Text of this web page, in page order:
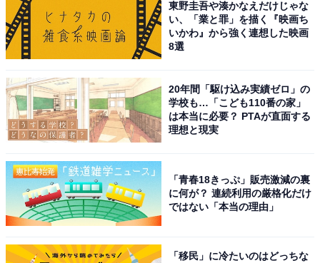
東野圭吾や湊かなえだけじゃな
い、「業と罪」を描く『映画ち
いかわ』から強く連想した映画
8選
20年間「駆け込み実績ゼロ」の
学校も…「こども110番の家」
は本当に必要？ PTAが直面する
理想と現実
「青春18きっぷ」販売激減の裏
に何が？ 連続利用の厳格化だけ
ではない「本当の理由」
「移民」に冷たいのはどっちな